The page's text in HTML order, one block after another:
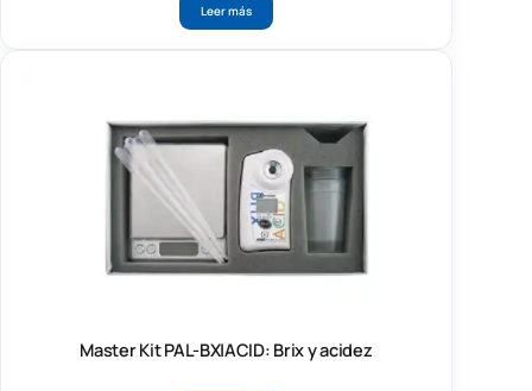
Leer más
Master Kit PAL-BX|ACID: Brix y acidez